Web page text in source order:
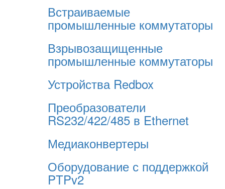
Встраиваемые
промышленные коммутаторы
Взрывозащищенные
промышленные коммутаторы
Устройства Redbox
Преобразователи
RS232/422/485 в Ethernet
Медиаконвертеры
Оборудование с поддержкой
PTPv2